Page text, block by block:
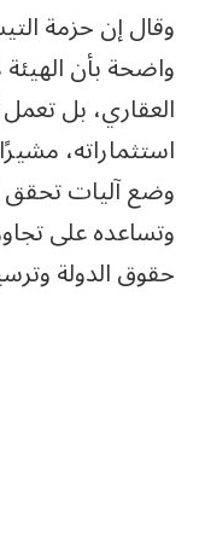
وقال إن حزمة
واضحة بأن
العقاري، بل
استثماراته،
وضع آليات تحقق
وتساعده على
حقوق الدولة